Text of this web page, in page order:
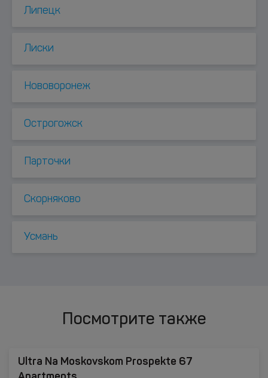
Липецк
Лиски
Нововоронеж
Острогожск
Парточки
Скорняково
Усмань
Посмотрите также
Ultra Na Moskovskom Prospekte 67